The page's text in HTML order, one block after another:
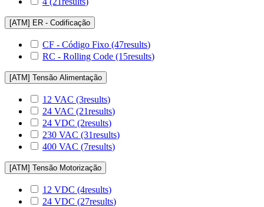
[ATM] ER - Codificação
CF - Código Fixo (47results)
RC - Rolling Code (15results)
[ATM] Tensão Alimentação
12 VAC (3results)
24 VAC (21results)
24 VDC (2results)
230 VAC (31results)
400 VAC (7results)
[ATM] Tensão Motorização
12 VDC (4results)
24 VDC (27results)